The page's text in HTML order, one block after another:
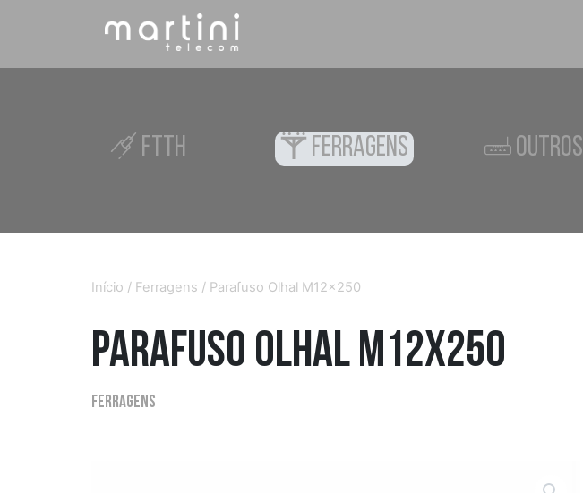
FTTH FERRAGENS OUTROS
Início / Ferragens / Parafuso Olhal M12x250
Parafuso Olhal M12x250
Ferragens